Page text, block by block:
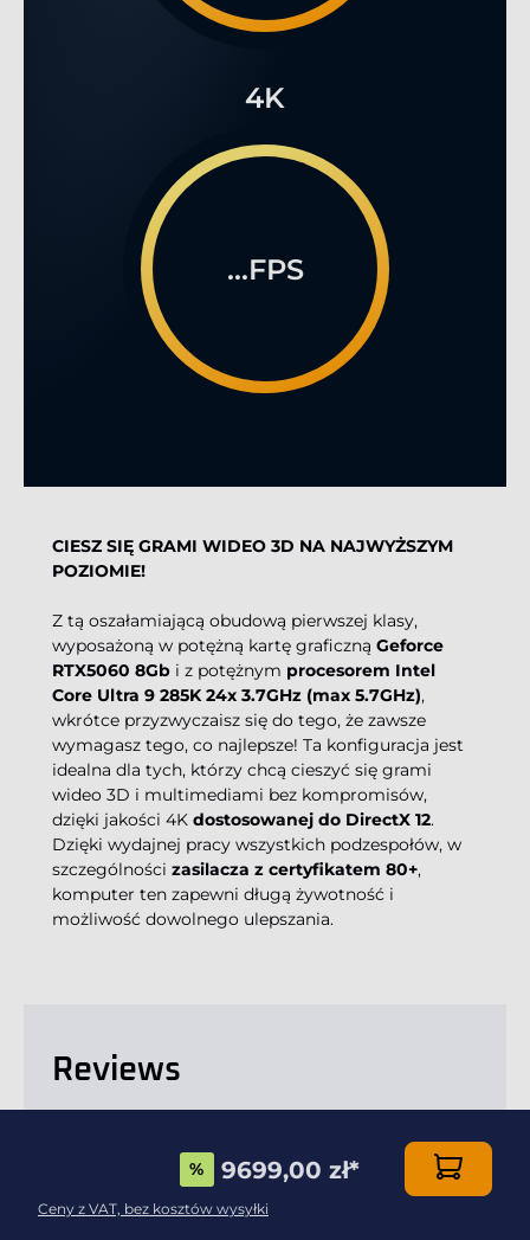
4K
...FPS
CIESZ SIĘ GRAMI WIDEO 3D NA NAJWYŻSZYM
POZIOMIE!
Z tą oszałamiającą obudową pierwszej klasy,
wyposażoną w potężną kartę graficzną Geforce
RTX5060 8Gb i z potężnym procesorem Intel
Core Ultra 9 285K 24x 3.7GHz (max 5.7GHz),
wkrótce przyzwyczaisz się do tego, że zawsze
wymagasz tego, co najlepsze! Ta konfiguracja jest
idealna dla tych, którzy chcą cieszyć się grami
wideo 3D i multimediami bez kompromisów,
dzięki jakości 4K dostosowanej do DirectX 12.
Dzięki wydajnej pracy wszystkich podzespołów, w
szczególności zasilacza z certyfikatem 80+,
komputer ten zapewni długą żywotność i
możliwość dowolnego ulepszania.
Reviews
% 9699,00 zł*
Ceny z VAT, bez kosztów wysyłki